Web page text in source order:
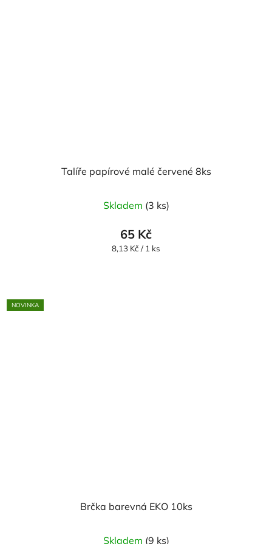
Talíře papírové malé červené 8ks
Skladem (3 ks)
65 Kč
Měrná
8,13 Kč / 1 ks
NOVINKA
Brčka barevná EKO 10ks
Skladem (9 ks)